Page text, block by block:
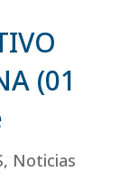
(01
, Noticias